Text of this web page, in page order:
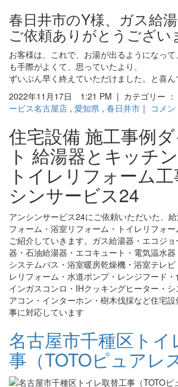
春日井市のY様、ガス給
ご依頼ありがとうござい
お客様は、これで、お湯が出るようになっ
も手際がよくて、思っていたより、
ずいぶん早く終えていただけました。と喜ん
2022年11月17日 1:21 PM | カテゴリー ：
ービス名古屋店 , 愛知県 , 春日井市 ｜ コメン
住宅設備 施工事例
ト 給湯器とキッチ
トイレリフォーム
シンサービス24
アンシンサービス24にご依頼いただいた、
フォーム・浴室リフォーム・トイレリフォ
ご紹介していきます。ガス給湯器・エコジ
器・石油給湯器・エコキュート・電気温水器
システムバス・浴室暖房乾燥機・浴室テレ
レリフォーム・水道ポンプ・レンジフード
インガスコンロ・IHクッキングヒーター・
アコン・インターホン・樹木伐採など住宅
事に対応しています
名古屋市千種区トイ
事（TOTOピュアレ